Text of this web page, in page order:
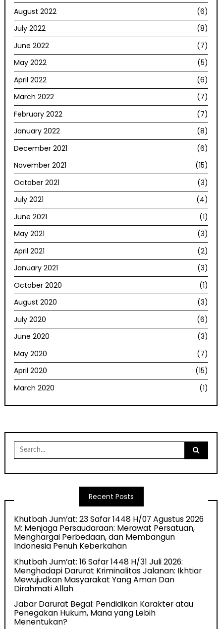
August 2022
(6)
July 2022
(8)
June 2022
(7)
May 2022
(5)
April 2022
(6)
March 2022
(7)
February 2022
(7)
January 2022
(8)
December 2021
(6)
November 2021
(15)
October 2021
(3)
July 2021
(4)
June 2021
(1)
May 2021
(3)
April 2021
(2)
January 2021
(3)
October 2020
(1)
August 2020
(3)
July 2020
(6)
June 2020
(3)
May 2020
(7)
April 2020
(15)
March 2020
(1)
Search
for:
Recent Posts
Khutbah Jum’at: 23 Safar 1448 H/07 Agustus 2026
M: Menjaga Persaudaraan: Merawat Persatuan,
Menghargai Perbedaan, dan Membangun
Indonesia Penuh Keberkahan
Khutbah Jum’at: 16 Safar 1448 H/31 Juli 2026:
Menghadapi Darurat Kriminalitas Jalanan: Ikhtiar
Mewujudkan Masyarakat Yang Aman Dan
Dirahmati Allah
Jabar Darurat Begal: Pendidikan Karakter atau
Penegakan Hukum, Mana yang Lebih
Menentukan?